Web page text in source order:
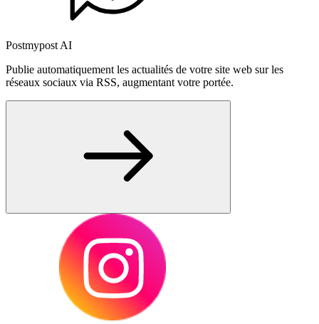
Postmypost AI
Publie automatiquement les actualités de votre site web sur les
réseaux sociaux via RSS, augmentant votre portée.